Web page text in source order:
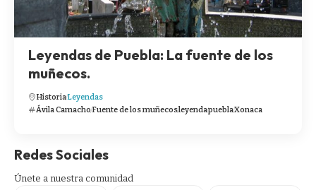
Leyendas de Puebla: La fuente de los
muñecos.
HistoriaLeyendas
Ávila CamachoFuente de los muñecosleyendapueblaXonaca
Redes Sociales
Únete a nuestra comunidad